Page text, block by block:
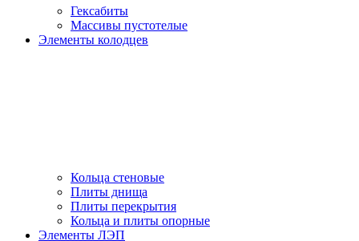
Гексабиты
Массивы пустотелые
Элементы колодцев
Кольца стеновые
Плиты днища
Плиты перекрытия
Кольца и плиты опорные
Элементы ЛЭП